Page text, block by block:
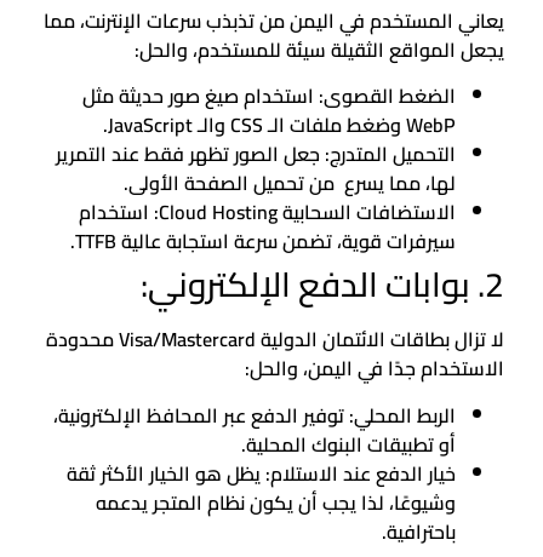
يعاني المستخدم في اليمن من تذبذب سرعات الإنترنت، مما
يجعل المواقع الثقيلة سيئة للمستخدم، والحل:
الضغط القصوى: استخدام صيغ صور حديثة مثل
WebP وضغط ملفات الـ CSS والـ JavaScript.
التحميل المتدرج: جعل الصور تظهر فقط عند التمرير
لها، مما يسرع من تحميل الصفحة الأولى.
الاستضافات السحابية Cloud Hosting: استخدام
سيرفرات قوية، تضمن سرعة استجابة عالية TTFB.
2. بوابات الدفع الإلكتروني:
لا تزال بطاقات الائتمان الدولية Visa/Mastercard محدودة
الاستخدام جدًا في اليمن، والحل:
الربط المحلي: توفير الدفع عبر المحافظ الإلكترونية،
أو تطبيقات البنوك المحلية.
خيار الدفع عند الاستلام: يظل هو الخيار الأكثر ثقة
وشيوعًا، لذا يجب أن يكون نظام المتجر يدعمه
باحترافية.